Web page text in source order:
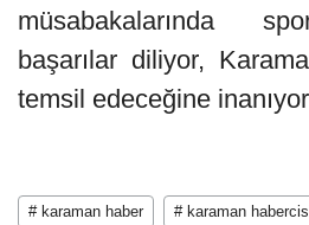
müsabakalarında
başarılar diliyor,
temsil edeceğine
# karaman haber # karaman